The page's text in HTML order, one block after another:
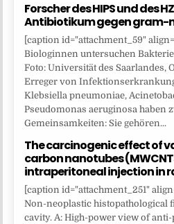
Forscher des HIPS und des
Antibiotikum gegen gram-
[caption id="attachment_59"
Biologinnen untersuchen
Foto: Universität des Saarlandes,
Erreger von
Klebsiella pneumoniae,
Pseudomonas aeruginosa haben
Gemeinsamkeiten: Sie gehören...
The carcinogenic effect of
carbon nanotubes
intraperitoneal injection in
[caption id="attachment_251"
Non-neoplastic histopathological
cavity. A: High-power view of